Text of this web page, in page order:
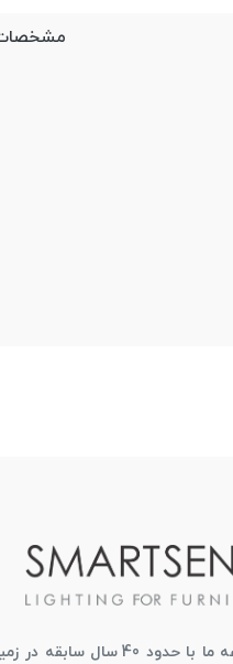
مجموعه ما با حدود 40 سال